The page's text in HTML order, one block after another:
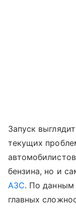
Запуск
текущих
бензина, но и
АЗС. По данным
главных